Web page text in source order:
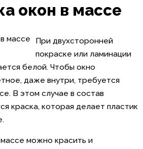
окон в массе
При двухсторонней
покраске или ламинации
белой. Чтобы окно
даже внутри, требуется
В этом случае в состав
краска, которая делает пластик
можно красить и